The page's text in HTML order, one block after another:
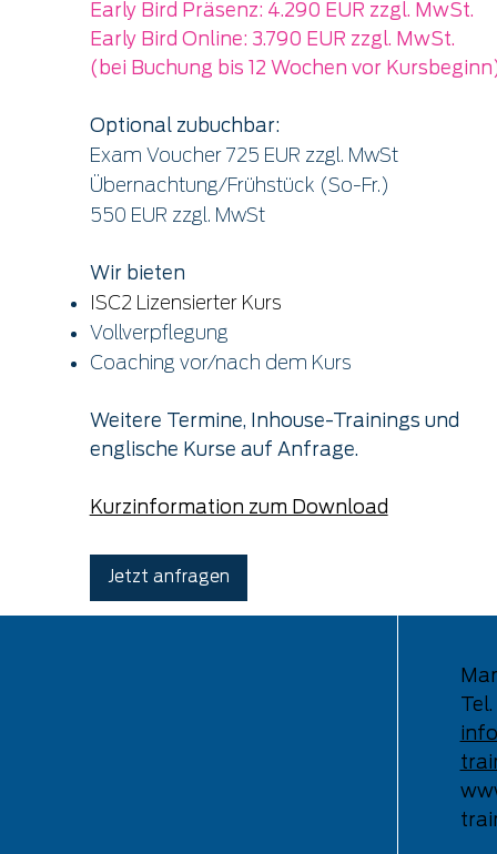
Early Bird Präsenz: 4.290 EUR zzgl. MwSt.
Early Bird Online: 3.790 EUR zzgl. MwSt.
(bei Buchung bis 12 Wochen vor
Optional zubuchbar:
Exam Voucher 725 EUR zzgl. MwSt
Übernachtung/Frühstück (So-Fr.)
550 EUR zzgl. MwSt
Wir bieten
ISC2 Lizensierter Kurs
Vollverpflegung
Coaching vor/nach dem Kurs
Weitere Termine, Inhouse-Trainings und
englische Kurse auf Anfrage.
Kurzinformation zum Download
Jetzt anfragen